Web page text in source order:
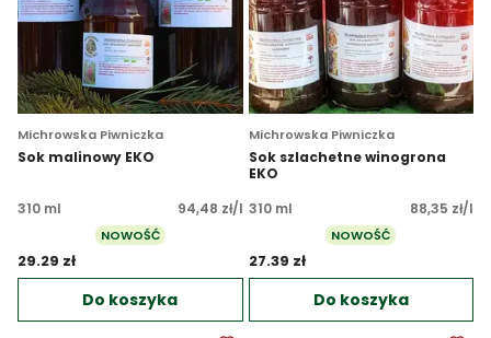
Michrowska Piwniczka
Sok malinowy EKO
310 ml 94,48 zł/l
NOWOŚĆ
29.29 zł
Do koszyka
Michrowska Piwniczka
Sok szlachetne winogrona
EKO
310 ml
88,35 zł/l
NOWOŚĆ
27.39 zł
Do koszyka